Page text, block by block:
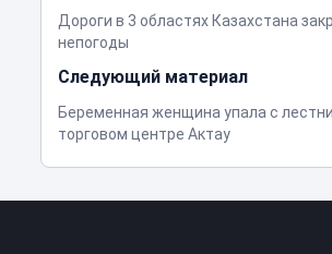
Дороги в 3 областях Казахстана
непогоды
Следующий материал
Беременная женщина упала с
торговом центре Актау